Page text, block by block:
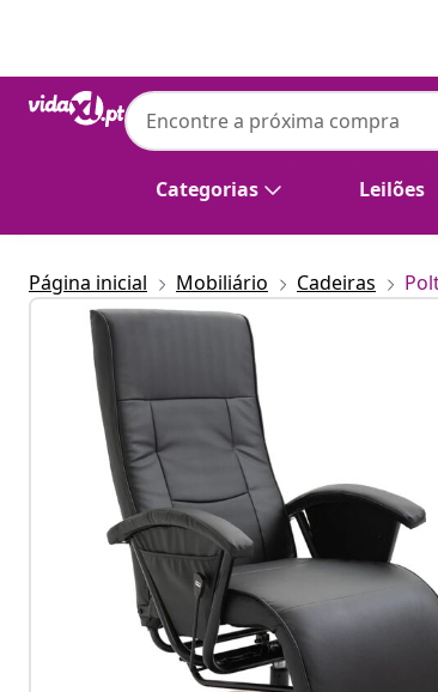
Categorias Leilões
vidaXL
Página inicial Mobiliário Cadeiras